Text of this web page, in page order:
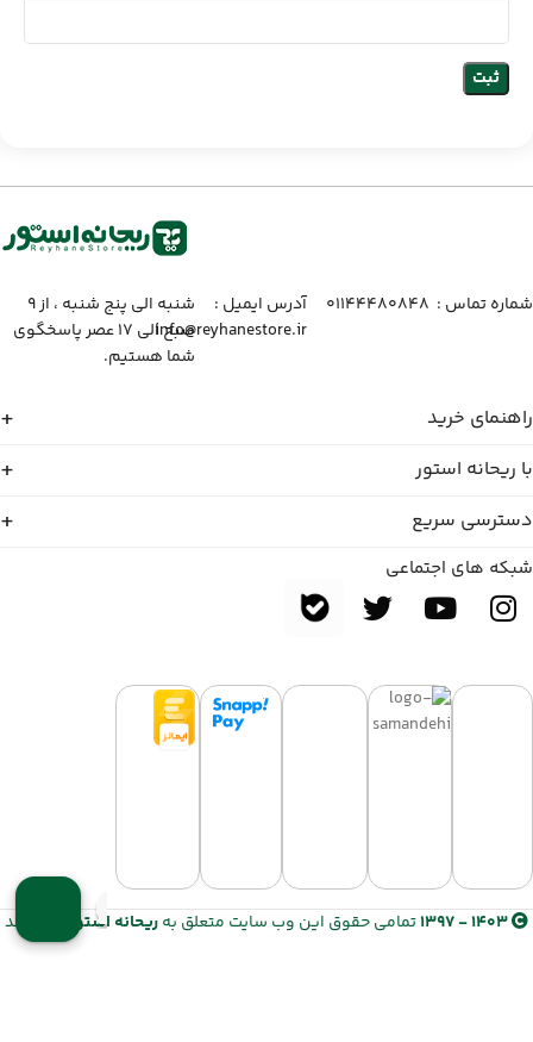
شماره تماس :‌ ۰۱۱۴۴۴۸۰۸۴۸
آدرس ایمیل :‌
info@reyhanestore.ir
شنبه الی پنج شنبه ، از ۹
صبح الی ۱۷ عصر پاسخگوی
شما هستیم.
راهنمای خرید
با ریحانه استور
دسترسی سریع
شبکه های اجتماعی
1403 - 1397 تمامی حقوق این وب سایت متعلق بهریحانه استور می باشد